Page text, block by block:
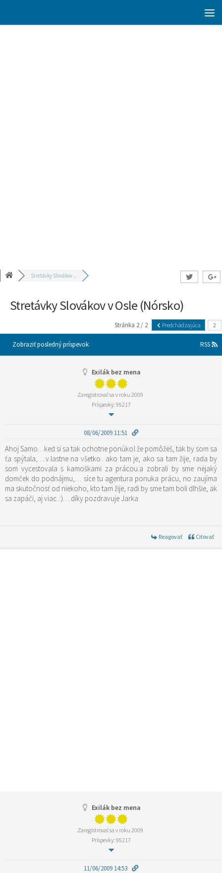
Stretávky Slovákov ...
Stretávky Slovákov v Osle (Nórsko)
Stránka 2 / 2 Predchádzajúca
Zobraziť posledný príspevok RSS
Exilák bez mena
Zaregistroval sa v roku 2009
Príspevky: 95217
08/06/2009 11:51
Ahoj Samo…ked si sa tak ochotne ponúkol že pomôžeš, tak by som sa
ťa spýtala,….v.lastne na všetko.. ako tam je, ako sa tam žije, rada by
som vycestovala s kamoškami za prácou.a zobrali by sme nejaký
domček do podnájmu,… síce tu agentura ponuka prácu, no zaujíma
ma skutočnosť od niekoho, kto tam žije, radi by sme tam boli dlhšie, ak
sa zapáči, aj viac..:)….díky pozdravuje Jarka
Reagovať Citovať
Exilák bez mena
Zaregistroval sa v roku 2009
Príspevky: 95217
11/06/2009 14:53